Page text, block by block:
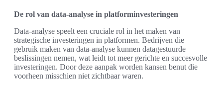
De rol van data-analyse in platforminvesteringen
Data-analyse speelt een cruciale rol in het maken van
strategische investeringen in platformen. Bedrijven die
gebruik maken van data-analyse kunnen datagestuurde
beslissingen nemen, wat leidt tot meer gerichte en succesvolle
investeringen. Door deze aanpak worden kansen benut die
voorheen misschien niet zichtbaar waren.